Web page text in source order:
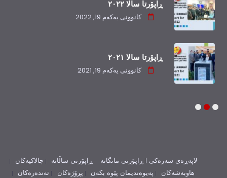
ڕاپۆرتا سالا ٢٠٢٢
کانوونی یەکەم 19, 2022
ڕاپۆرتا سالا ٢٠٢١
کانوونی یەکەم 19, 2021
1
2
3
لاپەڕەی سەرەکی | ڕاپۆرتی مانگانە ڕاپۆرتی ساڵانە
چالاکیەکان
هاوبەشەکان
پەیوەندیمان پێوە بکەن پڕۆژەکان تەندەرەکان